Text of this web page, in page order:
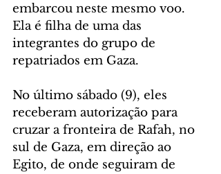
embarcou neste mesmo voo.
Ela é filha de uma das
integrantes do grupo de
repatriados em Gaza.
No último sábado (9), eles
receberam autorização para
cruzar a fronteira de Rafah, no
sul de Gaza, em direção ao
Egito, de onde seguiram de